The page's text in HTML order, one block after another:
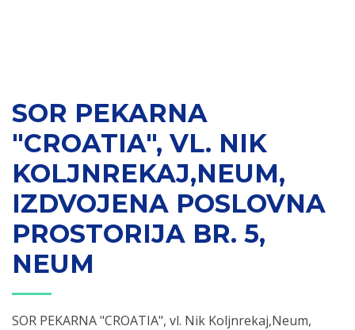
SOR PEKARNA
"CROATIA", VL. NIK
KOLJNREKAJ,NEUM,
IZDVOJENA POSLOVNA
PROSTORIJA BR. 5,
NEUM
SOR PEKARNA "CROATIA", vl. Nik Koljnrekaj,Neum,